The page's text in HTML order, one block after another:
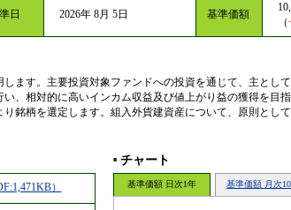
日 2026年 8月 5日 基準価額
（
ます。主要投資対象ファンドへの投資を通じて、主とし
、相対的に高いインカム収益及び値上がり益の獲得を目
銘柄を選定します。組入外貨建資産について、原則とし
）
■チャート
基準価額 日次1年 基準価額 月次